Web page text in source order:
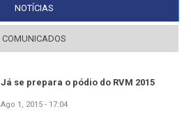
NOTÍCIAS
COMUNICADOS
Já se prepara o pódio do RVM 2015
Ago 1, 2015 - 17:04